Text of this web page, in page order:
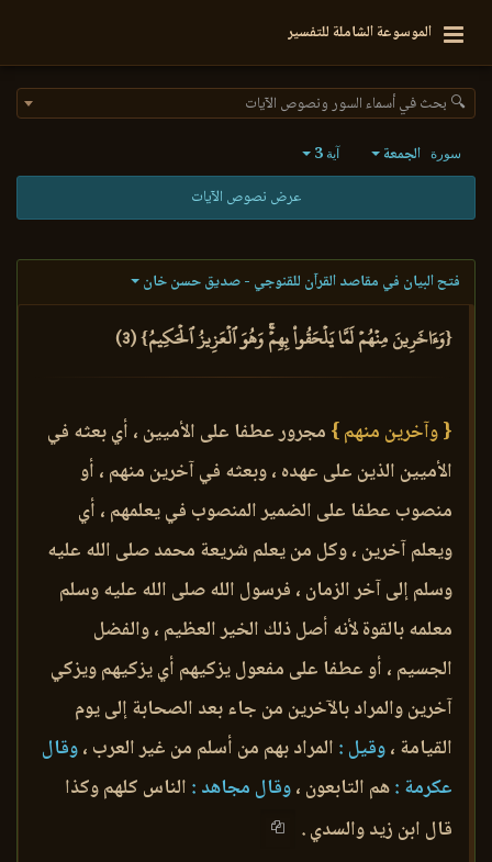
الموسوعة الشاملة للتفسير
🔍 بحث في أسماء السور ونصوص الآيات
سورة الجمعة آية 3
عرض نصوص الآيات
فتح البيان في مقاصد القرآن للقنوجي - صديق حسن خان
{وَءَاخَرِينَ مِنۡهُمۡ لَمَّا يَلۡحَقُواْ بِهِمۡۚ وَهُوَ ٱلۡعَزِيزُ ٱلۡحَكِيمُ} (3)
{ وآخرين منهم } مجرور عطفا على الأميين ، أي بعثه في
الأميين الذين على عهده ، وبعثه في آخرين منهم ، أو
منصوب عطفا على الضمير المنصوب في يعلمهم ، أي
ويعلم آخرين ، وكل من يعلم شريعة محمد صلى الله عليه
وسلم إلى آخر الزمان ، فرسول الله صلى الله عليه وسلم
معلمه بالقوة لأنه أصل ذلك الخير العظيم ، والفضل
الجسيم ، أو عطفا على مفعول يزكيهم أي يزكيهم ويزكي
آخرين والمراد بالآخرين من جاء بعد الصحابة إلى يوم
القيامة ،وقيل : المراد بهم من أسلم من غير العرب ،وقال
عكرمة :هم التابعون ،وقال مجاهد : الناس كلهم وكذا
قال ابن زيد والسدي .